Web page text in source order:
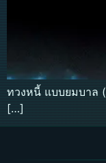
ทวงหนี้ แบบยมบาล
[…]